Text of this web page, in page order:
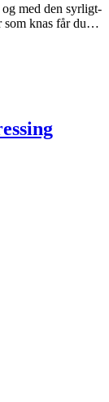
med den syrligt-
som knas får du…